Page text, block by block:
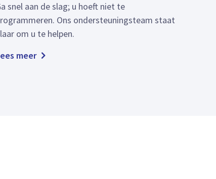
snel aan de slag; u hoeft niet te
Ons ondersteuningsteam staat
om u te helpen.
meer